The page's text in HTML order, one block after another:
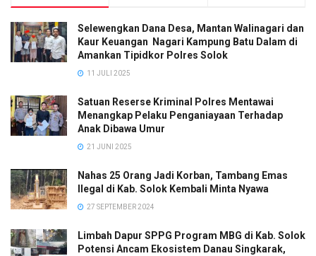
Selewengkan Dana Desa, Mantan Walinagari dan
Kaur Keuangan Nagari Kampung Batu Dalam di
Amankan Tipidkor Polres Solok
11 JULI 2025
Satuan Reserse Kriminal Polres Mentawai
Menangkap Pelaku Penganiayaan Terhadap
Anak Dibawa Umur
21 JUNI 2025
Nahas 25 Orang Jadi Korban, Tambang Emas
Ilegal di Kab. Solok Kembali Minta Nyawa
27 SEPTEMBER 2024
Limbah Dapur SPPG Program MBG di Kab. Solok
Potensi Ancam Ekosistem Danau Singkarak,